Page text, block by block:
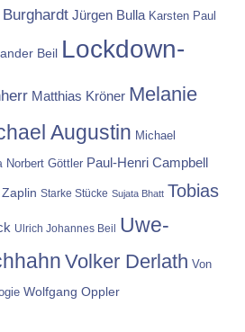
Jürgen Bulla Karsten Paul
Beil Lockdown-
Matthias Kröner Melanie
Augustin Michael
Norbert Göttler Paul-Henri Campbell
Starke Stücke Sujata Bhatt Tobias
Ulrich Johannes Beil Uwe-
Volker Derlath Von
Wolfgang Oppler